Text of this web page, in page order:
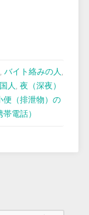
, バイト絡みの人,
人, 夜（深夜）
便（排泄物）の
電話）